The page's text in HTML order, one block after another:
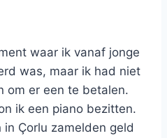
waar ik vanaf jonge
was, maar ik had niet
om er een te betalen.
ik een piano bezitten.
Çorlu zamelden geld